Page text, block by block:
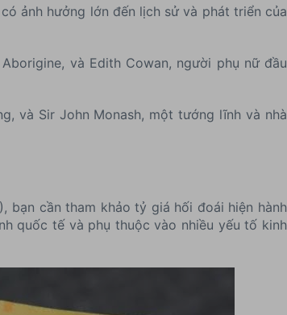
ảnh hưởng lớn đến lịch sử và phát triển của
và Edith Cowan, người phụ nữ đầu
và Sir John Monash, một tướng lĩnh và nhà
cần tham khảo tỷ giá hối đoái hiện hành
quốc tế và phụ thuộc vào nhiều yếu tố kinh